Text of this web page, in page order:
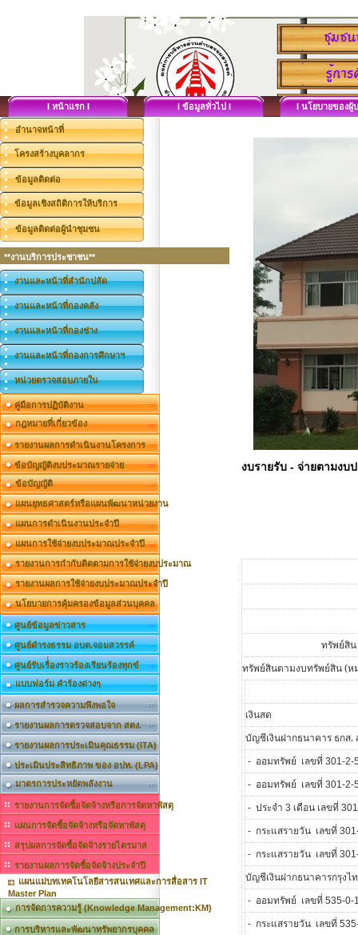
I หน้าแรก I I ข้อมูลทั่วไป I I นโยบายของผู้
อำนาจหน้าที่
โครงสร้างบุคลากร
ข้อมูลติดต่อ
ข้อมูลเชิงสถิติการให้บริการ
ข้อมูลติดต่อผู้นำชุมชน
**งานบริการประชาชน**
งานและหน้าที่สำนักปลัด
งานและหน้าที่กองคลัง
งานและหน้าที่กองช่าง
งานและหน้าที่กองการศึกษาฯ
หน่วยตรวจสอบภายใน
คู่มือการปฏิบัติงาน
กฎหมายที่เกี่ยวข้อง
รายงานผลการดำเนินงานโครงการ
ข้อบัญญัติงบประมาณรายจ่าย
ข้อบัญญัติ
แผนยุทธศาสตร์หรือแผนพัฒนาหน่วยงาน
แผนการดำเนินงานประจำปี
แผนการใช้จ่ายงบประมาณประจำปี
รายงานการกำกับติดตามการใช้จ่ายงบประมาณ
รายงานผลการใช้จ่ายงบประมาณประจำปี
นโยบายการคุ้มครองข้อมูลส่วนบุคคล
ศูนย์ข้อมูลข่าวสาร
ศูนย์ดำรงธรรม อบต.จอมสวรรค์
ศูนย์รับเรื่่องราวร้องเรียนร้องทุกข์
แบบฟอร์ม คำร้องต่างๆ
ผลการสำรวจความพึงพอใจ
รายงานผลการตรวจสอบจาก สตง.
รายงานผลการประเมินคุณธรรม (ITA)
ประเมินประสิทธิภาพ ของ อปท. (LPA)
มาตรการประหยัดพลังงาน
รายงานการจัดซื้อจัดจ้างหรือการจัดหาพัสดุ
แผนการจัดซื้อจัดจ้างหรือจัดหาพัสดุ
สรุปผลการจัดซื้อจัดจ้างรายไตรมาส
รายงานผลการจัดซื้อจัดจ้างประจำปี
แผนแม่บทเทคโนโลยีสารสนเทศและการสื่อสาร IT
Master Plan
การจัดการความรู้ (Knowledge Management:KM)
การบริหารและพัฒนาทรัพยากรบุคคล
งบรายรับ - จ่ายตามงบ
ทรัพย์สิน
ทรัพย์สินตามงบทรัพย์สิน (ห
เงินสด
บัญชีเงินฝากธนาคาร ธกส.
- ออมทรัพย์ เลขที่ 301-2-
- ออมทรัพย์ เลขที่ 301-2-
- ประจำ 3 เดือน เลขที่
- กระแสรายวัน เลขที่
- กระแสรายวัน เลขที่
บัญชีเงินฝากธนาคารกรุงไ
- ออมทรัพย์ เลขที่ 535-0-
- กระแสรายวัน เลขที่